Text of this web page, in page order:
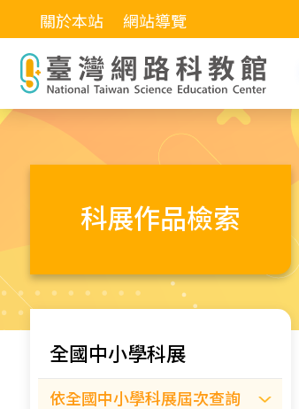
關於本站 網站導覽
科展作品檢索
全國中小學科展
依全國中小學科展屆次查詢